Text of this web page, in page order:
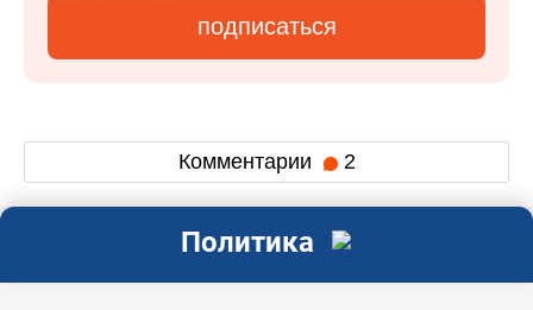
подписаться
Комментарии 2
Политика